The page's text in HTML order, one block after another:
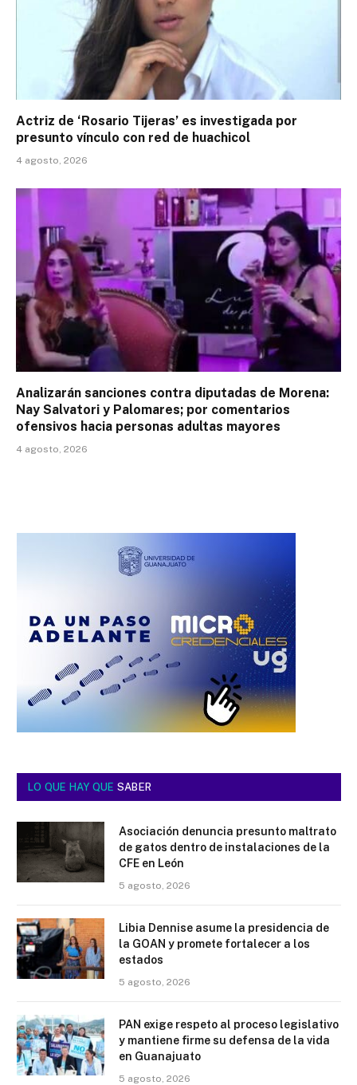
Actriz de ‘Rosario Tijeras’ es investigada por
presunto vínculo con red de huachicol
4 agosto, 2026
Analizarán sanciones contra diputadas de Morena:
Nay Salvatori y Palomares; por comentarios
ofensivos hacia personas adultas mayores
4 agosto, 2026
LO QUE HAY QUE SABER
Asociación denuncia presunto maltrato
de gatos dentro de instalaciones de la
CFE en León
5 agosto, 2026
Libia Dennise asume la presidencia de
la GOAN y promete fortalecer a los
estados
5 agosto, 2026
PAN exige respeto al proceso legislativo
y mantiene firme su defensa de la vida
en Guanajuato
5 agosto, 2026